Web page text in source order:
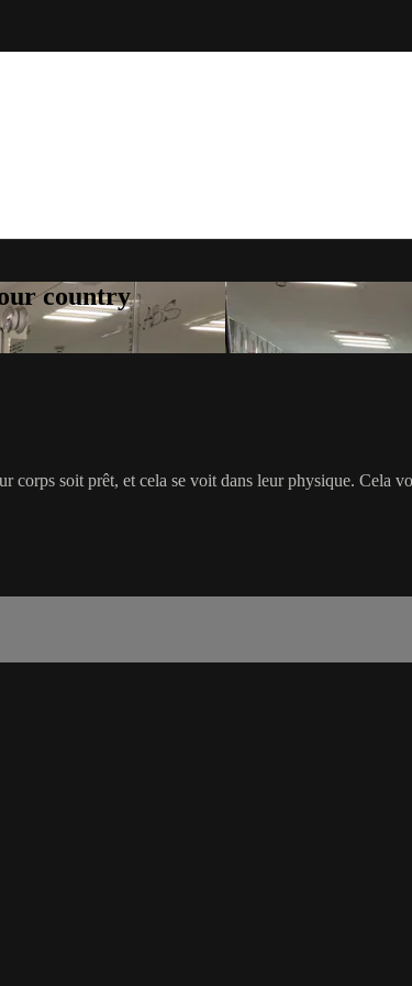
country
corps soit prêt, et cela se voit dans leur physique. Cela